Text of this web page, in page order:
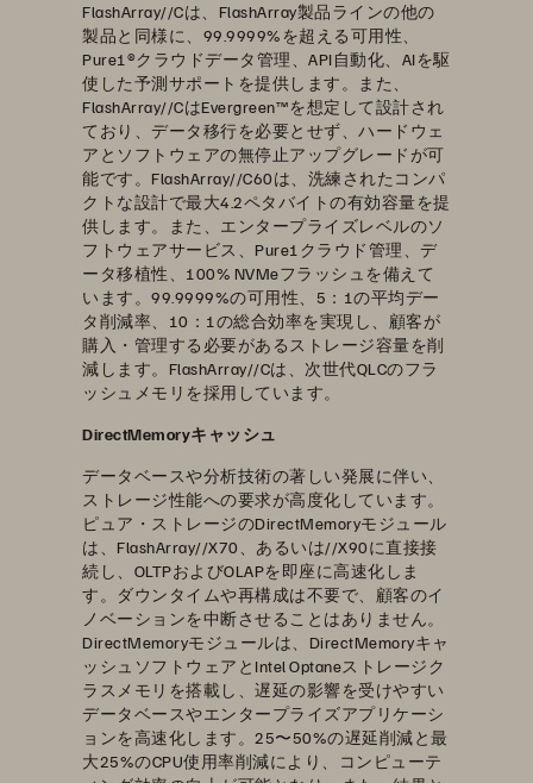
FlashArray//Cは、FlashArray製品ラインの他の
製品と同様に、99.9999%を超える可用性、
Pure1®クラウドデータ管理、API自動化、AIを駆
使した予測サポートを提供します。また、
FlashArray//CはEvergreen™を想定して設計され
ており、データ移行を必要とせず、ハードウェ
アとソフトウェアの無停止アップグレードが可
能です。FlashArray//C60は、洗練されたコンパ
クトな設計で最大4.2ペタバイトの有効容量を提
供します。また、エンタープライズレベルのソ
フトウェアサービス、Pure1クラウド管理、デ
ータ移植性、100% NVMeフラッシュを備えて
います。99.9999%の可用性、5：1の平均デー
タ削減率、10：1の総合効率を実現し、顧客が
購入・管理する必要があるストレージ容量を削
減します。FlashArray//Cは、次世代QLCのフラ
ッシュメモリを採用しています。
DirectMemoryキャッシュ
データベースや分析技術の著しい発展に伴い、
ストレージ性能への要求が高度化しています。
ピュア・ストレージのDirectMemoryモジュール
は、FlashArray//X70、あるいは//X90に直接接
続し、OLTPおよびOLAPを即座に高速化しま
す。ダウンタイムや再構成は不要で、顧客のイ
ノベーションを中断させることはありません。
DirectMemoryモジュールは、DirectMemoryキャ
ッシュソフトウェアとIntel Optaneストレージク
ラスメモリを搭載し、遅延の影響を受けやすい
データベースやエンタープライズアプリケーシ
ョンを高速化します。25〜50%の遅延削減と最
大25%のCPU使用率削減により、コンピューテ